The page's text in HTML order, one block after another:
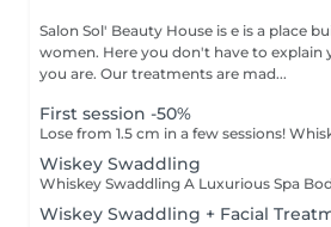
Salon Sol' Beauty House is e is a place
women. Here you don't have to explain
you are. Our treatments are mad...
First session -50%
Wiskey Swaddling
Wiskey Swaddling + Facial